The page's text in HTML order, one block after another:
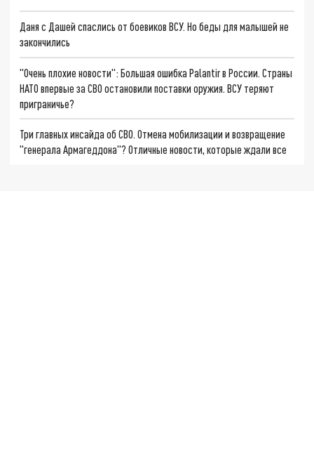
Даня с Дашей спаслись от боевиков ВСУ. Но беды для малышей не
закончились
"Очень плохие новости": Большая ошибка Palantir в России. Страны
НАТО впервые за СВО остановили поставки оружия. ВСУ теряют
приграничье?
Три главных инсайда об СВО. Отмена мобилизации и возвращение
"генерала Армагеддона"? Отличные новости, которые ждали все